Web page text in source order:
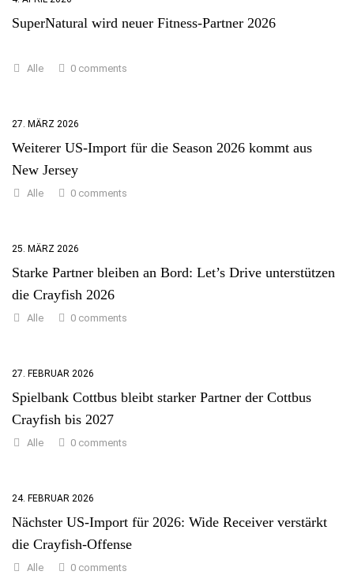
SuperNatural wird neuer Fitness-Partner 2026
Alle 0 comments
27. MÄRZ 2026
Weiterer US-Import für die Season 2026 kommt aus
New Jersey
Alle 0 comments
25. MÄRZ 2026
Starke Partner bleiben an Bord: Let’s Drive unterstützen
die Crayfish 2026
Alle 0 comments
27. FEBRUAR 2026
Spielbank Cottbus bleibt starker Partner der Cottbus
Crayfish bis 2027
Alle 0 comments
24. FEBRUAR 2026
Nächster US-Import für 2026: Wide Receiver verstärkt
die Crayfish-Offense
Alle 0 comments